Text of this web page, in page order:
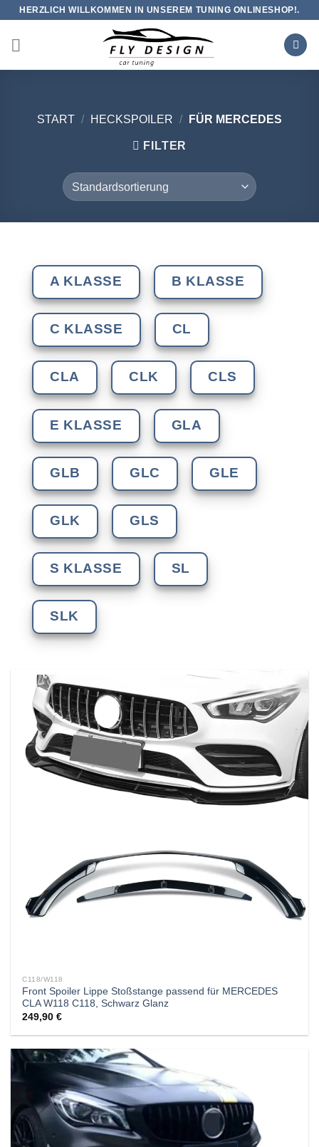
Zum
springen
HERZLICH WILLKOMMEN IN UNSEREM TUNING ONLINESHOP!.
START / HECKSPOILER / FÜR MERCEDES
FILTER
A KLASSE B KLASSE
C KLASSE CL
CLA CLK CLS
E KLASSE GLA
GLB GLC GLE
GLK GLS
S KLASSE SL
SLK
C118/W118
Front Spoiler Lippe Stoßstange passend für MERCEDES
CLA W118 C118, Schwarz Glanz
249,90€